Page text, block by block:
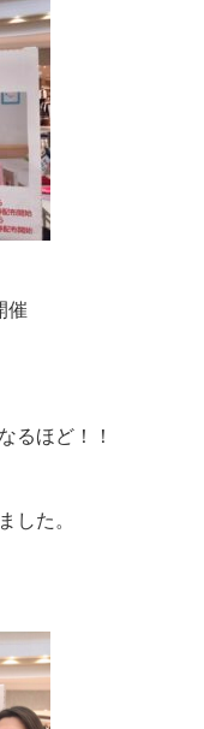
催
るほど！！
した。